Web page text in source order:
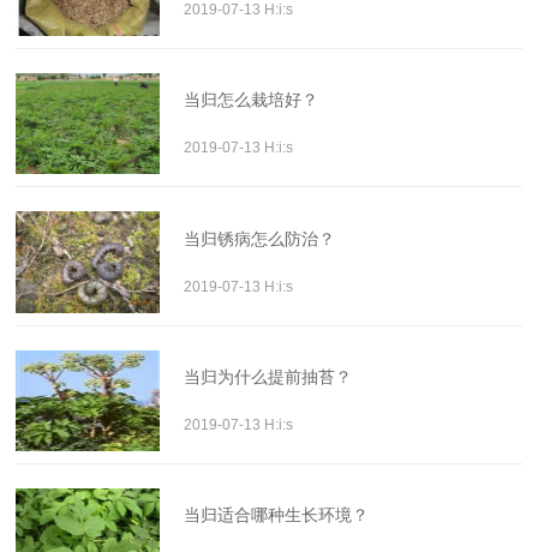
2019-07-13 H:i:s
当归怎么栽培好？
2019-07-13 H:i:s
当归锈病怎么防治？
2019-07-13 H:i:s
当归为什么提前抽苔？
2019-07-13 H:i:s
当归适合哪种生长环境？